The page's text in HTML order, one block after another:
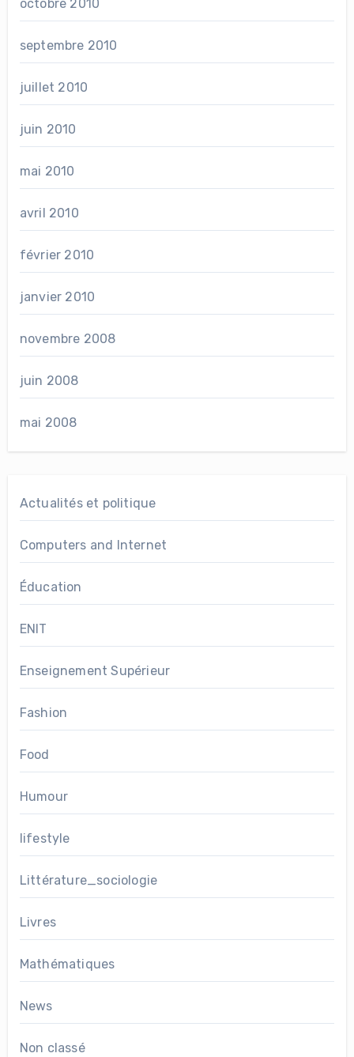
octobre 2010
septembre 2010
juillet 2010
juin 2010
mai 2010
avril 2010
février 2010
janvier 2010
novembre 2008
juin 2008
mai 2008
Actualités et politique
Computers and Internet
Éducation
ENIT
Enseignement Supérieur
Fashion
Food
Humour
lifestyle
Littérature_sociologie
Livres
Mathématiques
News
Non classé